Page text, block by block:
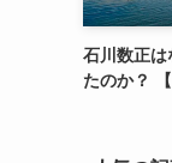
石川数正は
たのか？